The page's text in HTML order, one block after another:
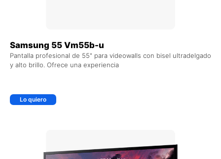
Samsung 55 Vm55b-u
Pantalla profesional de 55" para videowalls con bisel ultradelgado
y alto brillo. Ofrece una experiencia
Lo quiero